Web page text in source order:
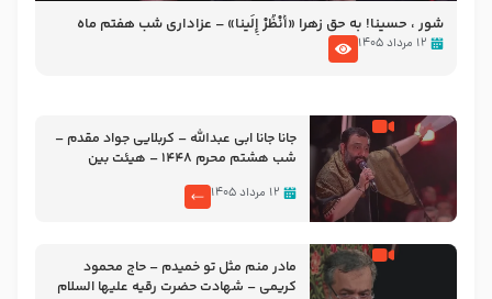
شور ، حسینا! به‌ حق زهرا «أُنْظُرْ إِلَینا» – عزاداری شب هفتم ماه
محرّم 1405
۱۲ مرداد ۱۴۰۵
جانا جانا ابی عبدالله – کربلایی جواد مقدم –
شب هشتم محرم 1448 – هیئت بین
۱۲ مرداد ۱۴۰۵
مادر منم مثل تو خمیدم – حاج محمود
کریمی – شهادت حضرت رقیه علیها السلام